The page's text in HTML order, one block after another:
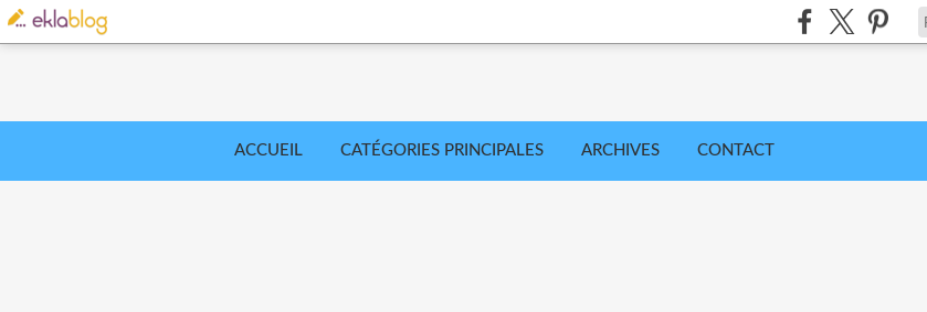
ACCUEIL CATÉGORIES PRINCIPALES ARCHIVES CONTACT